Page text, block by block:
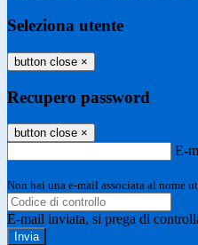
Seleziona utente
button close ×
Recupero password
button close ×
E-
Non hai una e-mail associata al nome
E-mail inviata, si prega di